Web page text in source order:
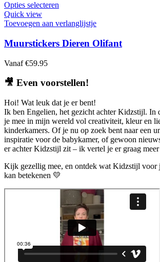
op
de
productpagina
Opties selecteren
heeft
variaties.
Deze
gekozen
worden
de
productpagina
Quick view
Toevoegen aan verlanglijstje
Muurstickers Dieren Olifant
Vanaf €59.95
🎥 Even voorstellen!
Hoi! Wat leuk dat je er bent!
Ik ben Engelien, het gezicht achter Kidzstijl. In
je mee in mijn wereld vol creativiteit, kleur en
kinderkamers. Of je nu op zoek bent naar een
inspiratie voor de babykamer, of gewoon
er achter Kidzstijl zit – ik vertel je er graag
Kijk gezellig mee, en ontdek wat Kidzstijl voor
kan betekenen 💛